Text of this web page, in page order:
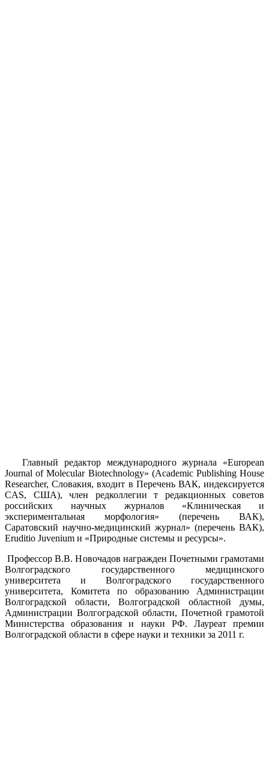
Главный редактор международного журнала «European
Journal of Molecular Biotechnology» (Academic Publishing House
Researcher, Словакия, входит в Перечень ВАК, индексируется
CAS, США), член редколлегии т редакционных советов
российских научных журналов «Клиническая и
экспериментальная морфология» (перечень ВАК),
Саратовский научно-медицинский журнал» (перечень ВАК),
Eruditio Juvenium и «Природные системы и ресурсы».
Профессор В.В. Новочадов награжден Почетными грамотами
Волгоградского государственного медицинского
университета и Волгоградского государственного
университета, Комитета по образованию Администрации
Волгоградской области, Волгоградской областной думы,
Администрации Волгоградской области, Почетной грамотой
Министерства образования и науки РФ. Лауреат премии
Волгоградской области в сфере науки и техники за 2011 г.